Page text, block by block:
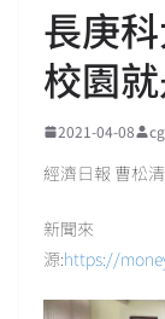
長庚
校園
2021-04-08
經濟日報 曹松
新聞來
源:https://